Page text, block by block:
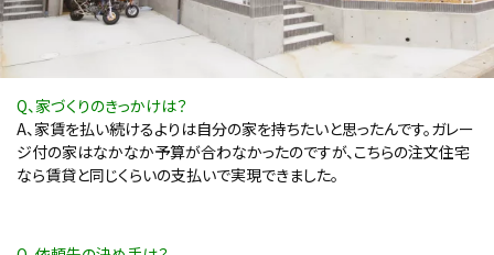
Q、家づくりのきっかけは？
A、家賃を払い続けるよりは自分の家を持ちたいと思ったんです。ガレー
ジ付の家はなかなか予算が合わなかったのですが、こちらの注文住宅
なら賃貸と同じくらいの支払いで実現できました。